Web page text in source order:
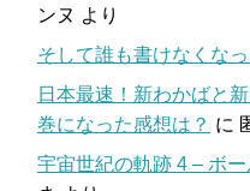
ンヌ より
そして誰も書けなくなっ
日本最速！新わかばと
巻になった感想は？ に
宇宙世紀の軌跡 4 – ボ